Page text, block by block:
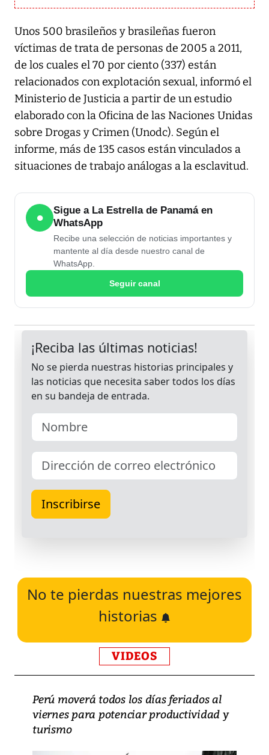
Unos 500 brasileños y brasileñas fueron
víctimas de trata de personas de 2005 a 2011,
de los cuales el 70 por ciento (337) están
relacionados con explotación sexual, informó el
Ministerio de Justicia a partir de un estudio
elaborado con la Oficina de las Naciones Unidas
sobre Drogas y Crimen (Unodc). Según el
informe, más de 135 casos están vinculados a
situaciones de trabajo análogas a la esclavitud.
●
Sigue a La Estrella de Panamá en
WhatsApp
Recibe una selección de noticias importantes y
mantente al día desde nuestro canal de
WhatsApp.
Seguir canal
No te pierdas nuestras mejores
historias
VIDEOS
Perú moverá todos los días feriados al
viernes para potenciar productividad y
turismo